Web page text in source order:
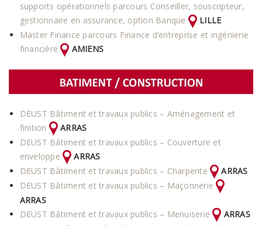
supports opérationnels parcours Conseiller, souscripteur,
gestionnaire en assurance, option Banque
LILLE
Master Finance parcours Finance d’entreprise et ingénierie
financière
AMIENS
DEUST Bâtiment et travaux publics – Aménagement et
finition
ARRAS
DEUST Bâtiment et travaux publics – Couverture et
enveloppe
ARRAS
DEUST Bâtiment et travaux publics – Charpente
ARRAS
DEUST Bâtiment et travaux publics – Maçonnerie
ARRAS
DEUST Bâtiment et travaux publics – Menuiserie
ARRAS